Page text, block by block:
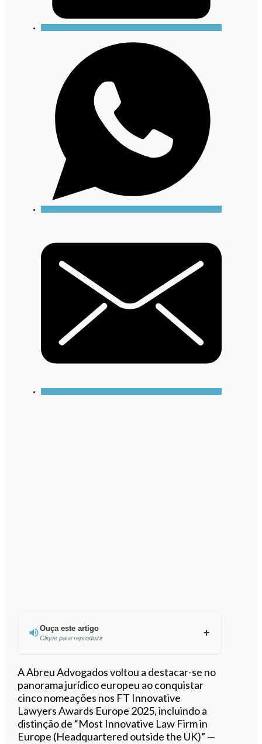
Ouça este artigo
Clique para reproduzir
Ouvir este artigo
A Abreu Advogados voltou a destacar-se no
panorama jurídico europeu ao conquistar
cinco nomeações nos FT Innovative
Lawyers Awards Europe 2025, incluindo a
distinção de “Most Innovative Law Firm in
Europe (Headquartered outside the UK)” —